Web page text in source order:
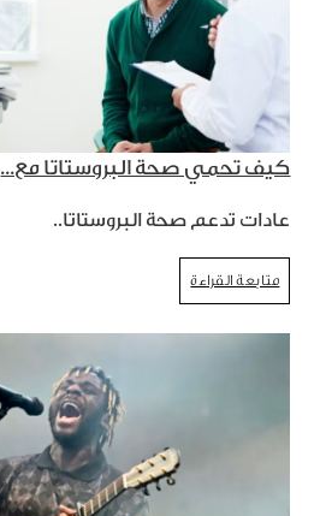
كيف تحمي صحة البروستاتا مع...
عادات تدعم صحة البروستاتا..
متابعة القراءة